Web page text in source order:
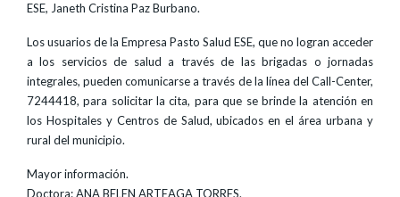
ESE, Janeth Cristina Paz Burbano.
Los usuarios de la Empresa Pasto Salud ESE, que no logran acceder
a los servicios de salud a través de las brigadas o jornadas
integrales, pueden comunicarse a través de la línea del Call-Center,
7244418, para solicitar la cita, para que se brinde la atención en
los Hospitales y Centros de Salud, ubicados en el área urbana y
rural del municipio.
Mayor información.
Doctora: ANA BELEN ARTEAGA TORRES.